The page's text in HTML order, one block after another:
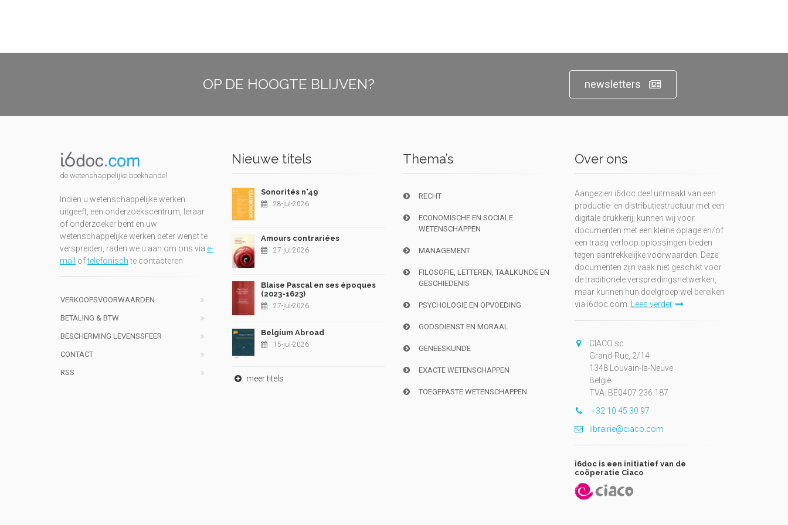
OP DE HOOGTE BLIJVEN? newsletters
de wetenshappelijke boekhandel
Indien u wetenschappelijke werken
uitgeeft, een onderzoekscentrum, leraar
of onderzoeker bent en uw
wetenschappelijke werken beter wenst te
verspreiden, raden we u aan om ons via e-
mail oftelefonischte contacteren
VERKOOPSVOORWAARDEN
BETALING & BTW
BESCHERMING LEVENSSFEER
CONTACT
RSS
Nieuwe titels
Sonorités n°49
28-jul-2026
Amours contrariées
27-jul-2026
Blaise Pascal en ses époques
(2023-1623)
27-jul-2026
Belgium Abroad
15-jul-2026
meer titels
Thema’s
RECHT
ECONOMISCHE EN SOCIALE
WETENSCHAPPEN
MANAGEMENT
FILOSOFIE, LETTEREN, TAALKUNDE EN
GESCHIEDENIS
PSYCHOLOGIE EN OPVOEDING
GODSDIENST EN MORAAL
GENEESKUNDE
EXACTE WETENSCHAPPEN
TOEGEPASTE WETENSCHAPPEN
Over ons
Aangezien i6doc deel uitmaakt van een
productie- en distributiestructuur met een
digitale drukkerij, kunnen wij voor
documenten met een kleine oplage en/of
een traag verloop oplossingen bieden
tegen aantrekkelijke voorwaarden. Deze
documenten zijn vaak niet geschikt voor
de traditionele verspreidingsnetwerken,
maar kunnen hun doelgroep wel bereiken
via i6doc.com. Lees verder
CIACO sc
Grand-Rue, 2/14
1348 Louvain-la-Neuve
België
TVA: BE0407.236.187
+32 10 45 30 97
librairie@ciaco.com
i6doc is een initiatief van de
coöperatie Ciaco